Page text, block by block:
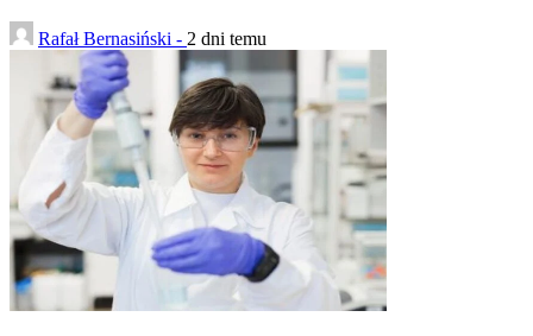
Rafał Bernasiński - 2 dni temu